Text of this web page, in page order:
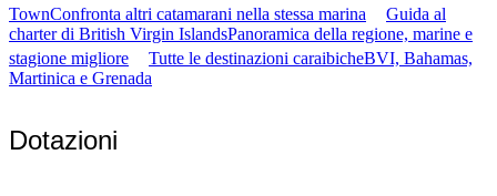
TownConfronta altri catamarani nella stessa marina
Guida al
charter di British Virgin IslandsPanoramica della regione, marine e
stagione migliore
Tutte le destinazioni caraibicheBVI, Bahamas,
Martinica e Grenada
Dotazioni